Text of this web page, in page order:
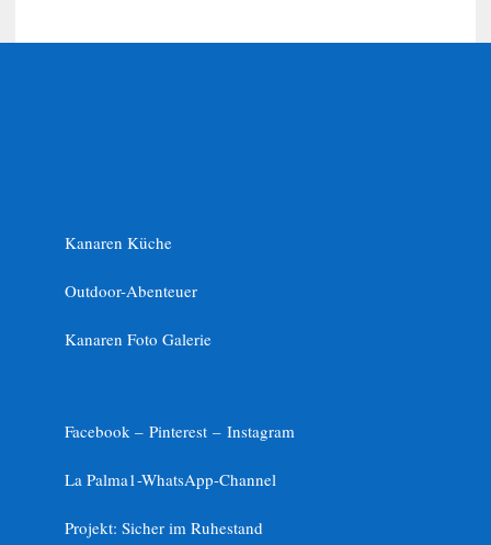
Kanaren Küche
Outdoor-Abenteuer
Kanaren Foto Galerie
Facebook – Pinterest – Instagram
La Palma1-WhatsApp-Channel
Projekt: Sicher im Ruhestand